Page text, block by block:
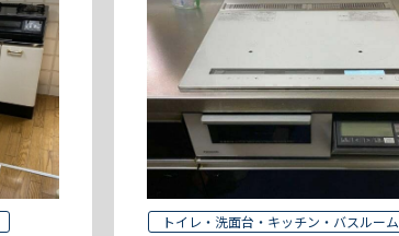
トイレ・洗面台・キッチン・バスルーム